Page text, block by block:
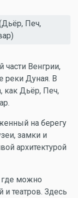
Печ,
части Венгрии,
реки Дуная. В
как Дьёр, Печ,
на берегу
замки и
архитектурой
где можно
и театров. Здесь